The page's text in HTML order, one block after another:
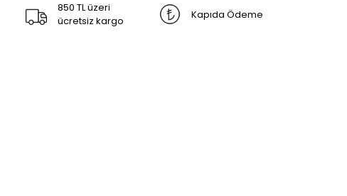
850 TL üzeri
ücretsiz kargo
Kapıda Ödeme